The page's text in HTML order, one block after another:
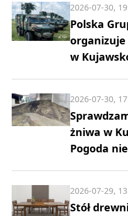
Polska
w
2026-07-30,
żniwa w
Pogoda
2026-07-30,
Stół
2026-07-29,